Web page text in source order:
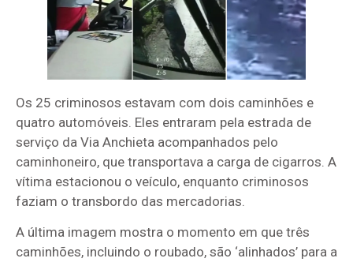
Os 25 criminosos estavam com dois caminhões e
quatro automóveis. Eles entraram pela estrada de
serviço da Via Anchieta acompanhados pelo
caminhoneiro, que transportava a carga de cigarros. A
vítima estacionou o veículo, enquanto criminosos
faziam o transbordo das mercadorias.
A última imagem mostra o momento em que três
caminhões, incluindo o roubado, são ‘alinhados’ para a